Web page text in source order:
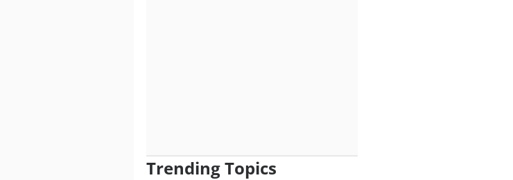
Trending Topics